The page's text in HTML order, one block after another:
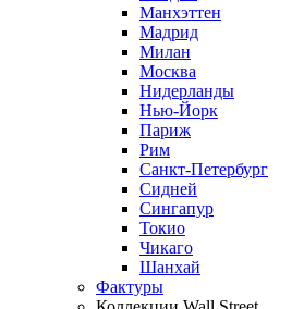
Манхэттен
Мадрид
Милан
Москва
Нидерланды
Нью-Йорк
Париж
Рим
Санкт-Петербург
Сидней
Сингапур
Токио
Чикаго
Шанхай
Фактуры